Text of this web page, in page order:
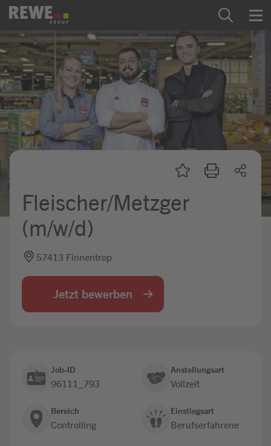
Zum Inhalt springen
Startseite
REWE Group als Arbeitgeber
Ausbildung & Studium
Praktikum & Werkstudium
Mein Kandidat:innenprofil
Fleischer/Metzger
(m/w/d)
57413 Finnentrop
Jetzt bewerben
Job-ID
96111_793
Anstellungsart
Vollzeit
Bereich
Controlling
Einstiegsart
Berufserfahrene